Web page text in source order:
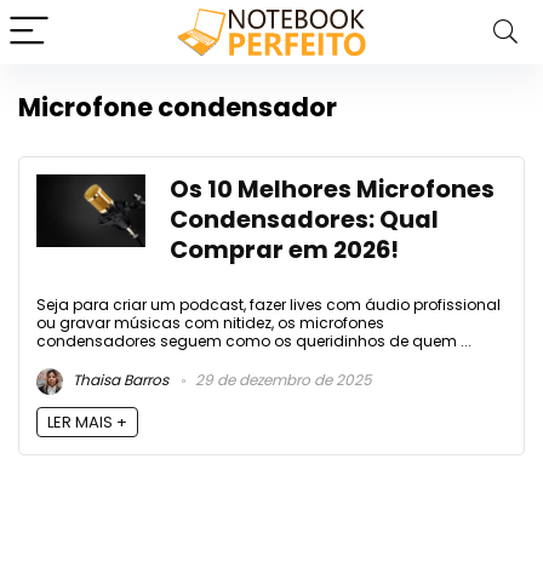
Microfone condensador
Os 10 Melhores Microfones
Condensadores: Qual
Comprar em 2026!
Seja para criar um podcast, fazer lives com áudio profissional
ou gravar músicas com nitidez, os microfones
condensadores seguem como os queridinhos de quem ...
Thaisa Barros
29 de dezembro de 2025
LER MAIS +